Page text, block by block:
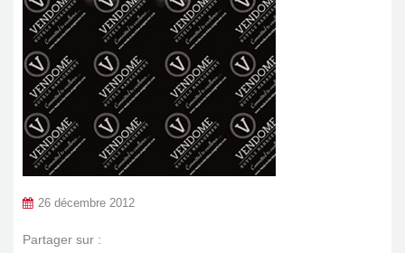
26 décembre 2012
Partager sur :